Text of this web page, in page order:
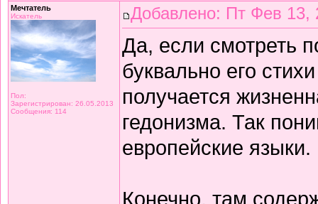
Мечтатель
Искатель
Пол:
Зарегистрирован: 26.05.2013
Сообщения: 114
Добавлено: Пт Фев 13,
Да, если смотреть
буквально его
получается
гедонизма. Так
европейские языки.
Конечно, там